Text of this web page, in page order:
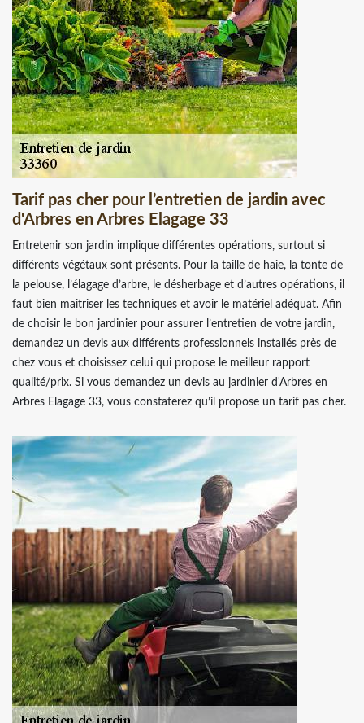
Tarif pas cher pour l’entretien de jardin avec
d'Arbres en Arbres Elagage 33
Entretenir son jardin implique différentes opérations, surtout si
différents végétaux sont présents. Pour la taille de haie, la tonte de
la pelouse, l’élagage d’arbre, le désherbage et d’autres opérations, il
faut bien maitriser les techniques et avoir le matériel adéquat. Afin
de choisir le bon jardinier pour assurer l’entretien de votre jardin,
demandez un devis aux différents professionnels installés près de
chez vous et choisissez celui qui propose le meilleur rapport
qualité/prix. Si vous demandez un devis au jardinier d'Arbres en
Arbres Elagage 33, vous constaterez qu’il propose un tarif pas cher.